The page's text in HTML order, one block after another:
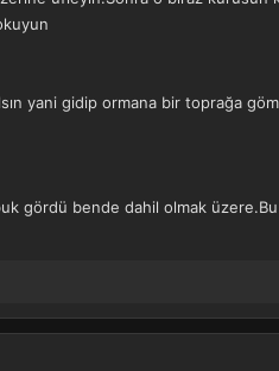
yani gidip ormana bir toprağa
gördü bende dahil olmak